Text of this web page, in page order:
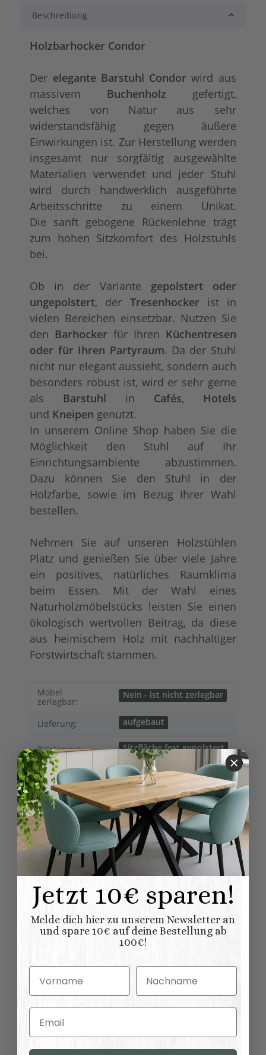
Microfaser
+ 44,00 € Kunstleder
Leder
+ 217,00 €
Beschreibung
Holzbarhocker Condor
Der elegante Barstuhl Condor wird aus
massivem Buchenholz gefertigt,
welches von Natur aus sehr
widerstandsfähig gegen äußere
Einwirkungen ist. Zur Herstellung werden
insgesamt nur sorgfältig ausgewählte
Materialien verwendet und jeder Stuhl
wird durch handwerklich ausgeführte
Arbeitsschritte zu einem Unikat.
Die sanft gebogene Rückenlehne trägt
zum hohen Sitzkomfort des Holzstuhls
bei.
Ob in der Variante gepolstert oder
ungepolstert, der Tresenhockerist in
vielen Bereichen einsetzbar. Nutzen Sie
den Barhocker für Ihren Küchentresen
oder für Ihren Partyraum. Da der Stuhl
nicht nur elegant aussieht, sondern auch
besonders robust ist, wird er sehr gerne
als Barstuhl in Cafés, Hotels
und Kneipen genutzt.
In unserem Online Shop haben Sie die
Möglichkeit den Stuhl auf Ihr
Einrichtungsambiente abzustimmen.
Dazu können Sie den Stuhl in der
Holzfarbe, sowie im Bezug Ihrer Wahl
bestellen.
Nehmen Sie auf unseren Holzstühlen
Platz und genießen Sie über viele Jahre
ein positives, natürliches Raumklima
beim Essen. Mit der Wahl eines
Naturholzmöbelstücks leisten Sie einen
ökologisch wertvollen Beitrag, da diese
aus heimischem Holz mit nachhaltiger
Forstwirtschaft stammen.
Produkteigenschaft
Wert
Möbel
zerlegbar:
Nein - ist nicht zerlegbar
Lieferung: aufgebaut
Polsterung: Sitzfläche fest gepolstert
Holzgestell: Buche gebeizt und
lackiert
Material: Buche
Möbelkategorie: Stühle
Variationen: Barhocker
Inhalt: 2,00 Stück
Abmessungen (L
x B/T x H) (
51,00 × 43,00 × 110,00
Bewertungen
Jetzt 10€ sparen!
Melde dich hier zu unserem Newsletter an
und spare 10€ auf deine Bestellung ab
100€!
Vorname Nachname
Email